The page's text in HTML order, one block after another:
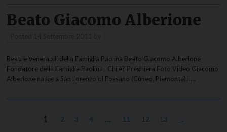
Beato Giacomo Alberione
Beati e Venerabili della Famiglia Paolina Beato Giacomo Alberione
Fondatore della Famiglia Paolina Chi è? Preghiera Foto Video Giacomo
Alberione nasce a San Lorenzo di Fossano (Cuneo, Piemonte) il…
1 2 3 4 … 11 12 13 →